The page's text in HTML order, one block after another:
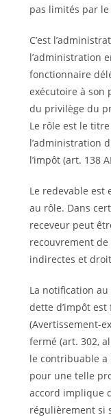
pas limités par le
C’est
l’administration
fonctionnaire
exécutoire à son
du privilège du
Le rôle est le
l’administration
l’impôt (art. 138
Le redevable est
au rôle. Dans
receveur peut
recouvrement de
indirectes et
La notification
dette d’impôt est
(Avertissement-
fermé (art. 302,
le contribuable a
pour une telle
accord implique
régulièrement si